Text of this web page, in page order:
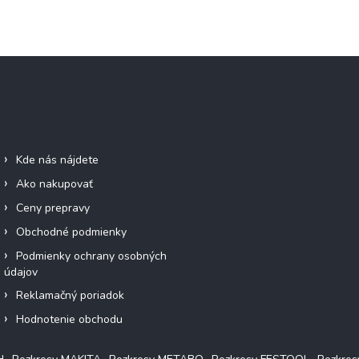
Kde nás nájdete
Ako nakupovať
Ceny prepravy
Obchodné podmienky
Podmienky ochrany osobných
údajov
Reklamačný poriadok
Hodnotenie obchodu